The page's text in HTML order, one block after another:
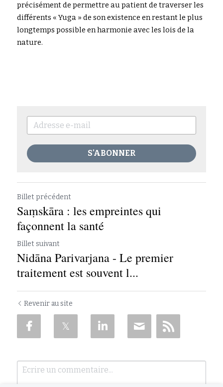
précisément de permettre au patient de traverser les
différents « Yuga » de son existence en restant le plus
longtemps possible en harmonie avec les lois de la
nature.
S'ABONNER
Billet précédent
Saṃskāra : les empreintes qui
façonnent la santé
Billet suivant
Nidāna Parivarjana - Le premier
traitement est souvent l...
Revenir au site